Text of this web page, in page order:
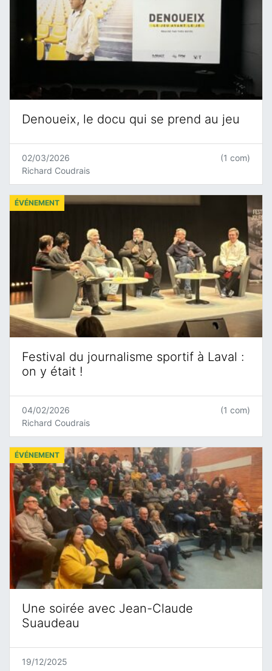
Denoueix, le docu qui se prend au jeu
02/03/2026
Richard Coudrais
(1 com)
Festival du journalisme sportif à Laval :
on y était !
ÉVÉNEMENT
04/02/2026
Richard Coudrais
(1 com)
Une soirée avec Jean-Claude
Suaudeau
ÉVÉNEMENT
19/12/2025